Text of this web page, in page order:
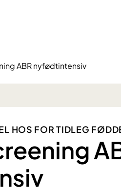
ABR nyfødtintensiv
HOS FOR TIDLEG